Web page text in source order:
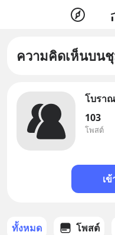
ความคิดเห็นบน
โบรา
103
โพสต์
เ
ทั้งหมด โพสต์